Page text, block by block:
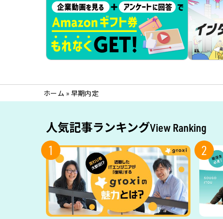
ホーム » 早期内定
人気記事ランキングView Ranking
1 2